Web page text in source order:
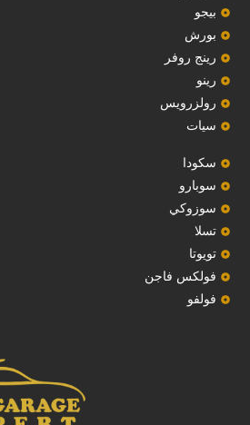
بيجو
بورش
رينج روفر
رينو
رولزرويس
سيات
سكودا
‏سوبارو‏
سوزوكي
تسلا
تويوتا
فولكس فاجن
فولفو